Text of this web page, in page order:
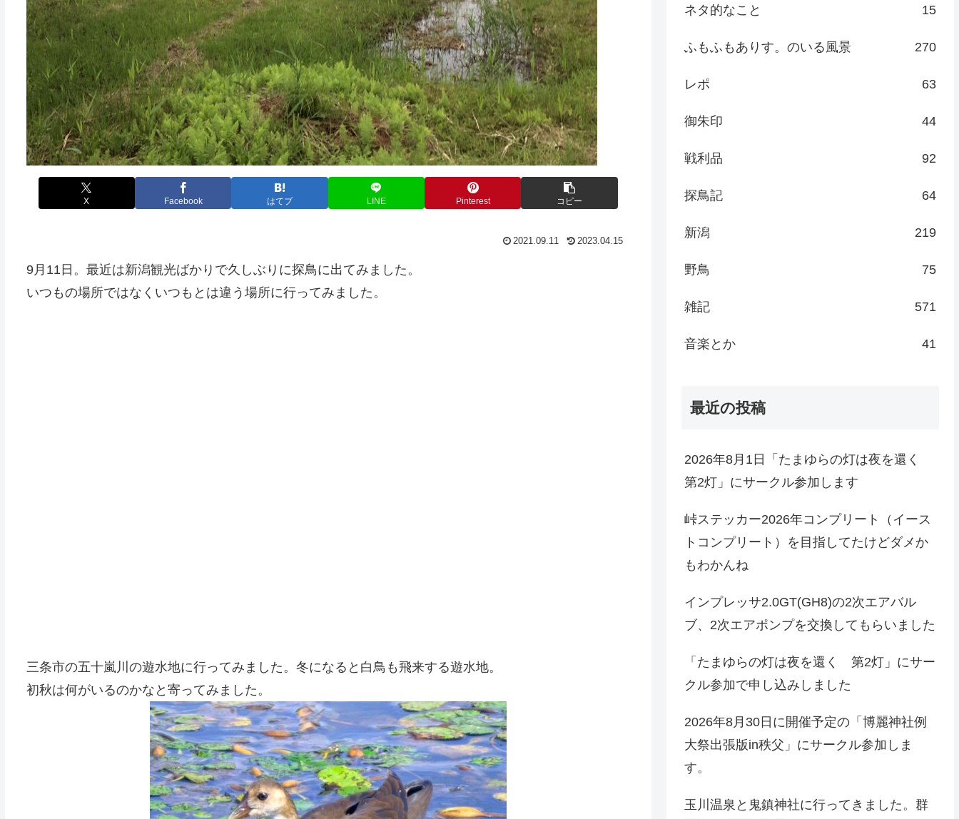
X Facebook はてブ LINE Pinterest コピー
2021.09.11 2023.04.15
9月11日。最近は新潟観光ばかりで久しぶりに探鳥に出てみました。
いつもの場所ではなくいつもとは違う場所に行ってみました。
三条市の五十嵐川の遊水地に行ってみました。冬になると白鳥も飛来する遊水地。
初秋は何がいるのかなと寄ってみました。
ネタ的なこと 15
ふもふもありす。のいる風景 270
レポ 63
御朱印 44
戦利品 92
探鳥記 64
新潟 219
野鳥 75
雑記 571
音楽とか 41
最近の投稿
2026年8月1日「たまゆらの灯は夜を還く
第2灯」にサークル参加します
峠ステッカー2026年コンプリート（イース
トコンプリート）を目指してたけどダメか
もわかんね
インプレッサ2.0GT(GH8)の2次エアバル
ブ、2次エアポンプを交換してもらいました
「たまゆらの灯は夜を還く 第2灯」にサー
クル参加で申し込みしました
2026年8月30日に開催予定の「博麗神社例
大祭出張版in秩父」にサークル参加しま
す。
玉川温泉と鬼鎮神社に行ってきました。群